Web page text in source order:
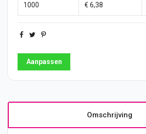
1000 € 6,38
Aanpassen
Omschrijving